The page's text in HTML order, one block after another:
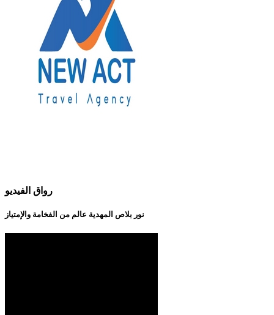
رواق الفيديو
نور بلاص المهدية عالم من الفخامة والإمتياز